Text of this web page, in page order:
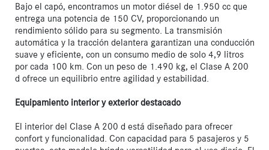
Bajo el capó, encontramos un motor diésel de 1.950 cc que
entrega una potencia de 150 CV, proporcionando un
rendimiento sólido para su segmento. La transmisión
automática y la tracción delantera garantizan una conducción
suave y eficiente, con un consumo medio de solo 4,9 litros
por cada 100 km. Con un peso de 1.490 kg, el Clase A 200
d ofrece un equilibrio entre agilidad y estabilidad.
Equipamiento interior y exterior destacado
El interior del Clase A 200 d está diseñado para ofrecer
confort y funcionalidad. Con capacidad para 5 pasajeros y 5